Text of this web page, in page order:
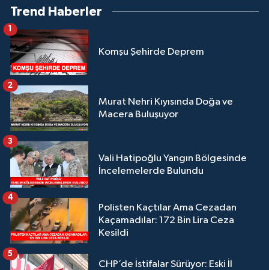
Trend Haberler
Komşu Şehirde Deprem
1
Murat Nehri Kıyısında Doğa ve
Macera Buluşuyor
2
Vali Hatipoğlu Yangın Bölgesinde
İncelemelerde Bulundu
3
Polisten Kaçtılar Ama Cezadan
Kaçamadılar: 172 Bin Lira Ceza
Kesildi
4
CHP’de İstifalar Sürüyor: Eski İl
5